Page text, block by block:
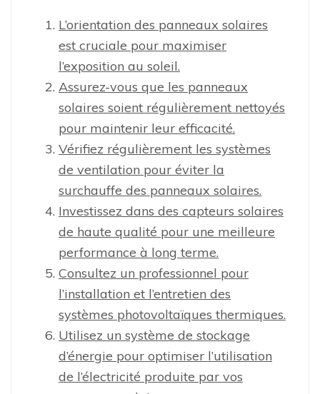
L’orientation des panneaux solaires
est cruciale pour maximiser
l’exposition au soleil.
Assurez-vous que les panneaux
solaires soient régulièrement nettoyés
pour maintenir leur efficacité.
Vérifiez régulièrement les systèmes
de ventilation pour éviter la
surchauffe des panneaux solaires.
Investissez dans des capteurs solaires
de haute qualité pour une meilleure
performance à long terme.
Consultez un professionnel pour
l’installation et l’entretien des
systèmes photovoltaïques thermiques.
Utilisez un système de stockage
d’énergie pour optimiser l’utilisation
de l’électricité produite par vos